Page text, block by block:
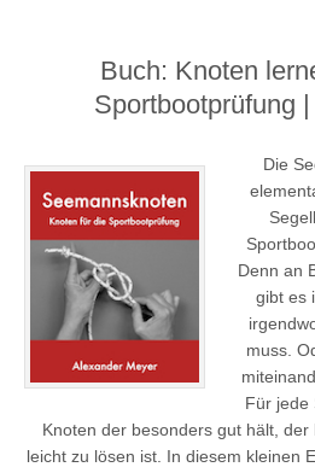
Buch: Knoten
Sportbootprüfung
Die
Denn an
gibt es
muss.
Für jede
Knoten der besonders gut hält, der
leicht zu lösen ist. In diesem kleinen